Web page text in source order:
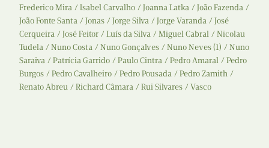
Frederico Mira
Isabel Carvalho Joanna Latka
João Fazenda
João Fonte Santa
Jonas Jorge Silva Jorge Varanda
José
Cerqueira
José Feitor Luís da Silva Miguel Cabral
Nicolau
Tudela
Nuno Costa Nuno Gonçalves Nuno Neves (1)
Nuno
Saraiva
Patrícia Garrido Paulo Cintra Pedro Amaral
Pedro
Burgos
Pedro Cavalheiro Pedro Pousada
Pedro Zamith
Renato Abreu
Richard Câmara Rui Silvares Vasco